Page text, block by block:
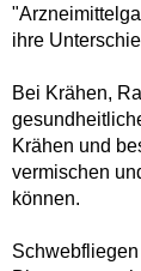
ihre
Bei Krähen,
Krähen und
vermischen
können.